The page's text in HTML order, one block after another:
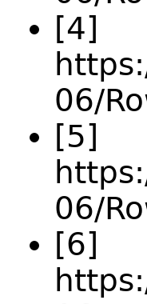
[4]
06/
[5]
06/
[6]